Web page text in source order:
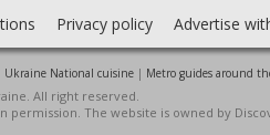
Privacy policy Advertise
Ukraine National cuisine| Metro guides around
All right reserved.
The website is owned by